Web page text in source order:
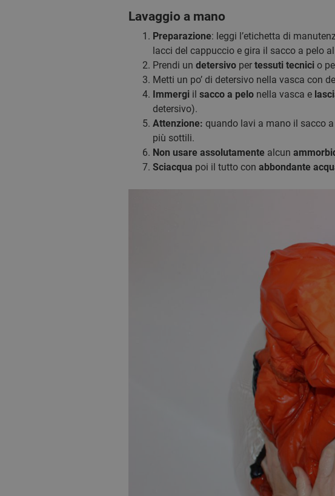
Lavaggio a mano
Preparazione: leggi l’etichetta di
lacci del cappuccio e gira il sacco a pelo
Prendi un detersivoper tessuti tecnicio
Metti un po’ di detersivo nella vasca con
Immergiil sacco a pelo nella vasca e
detersivo).
Attenzione: quando lavi a mano il sacco
più sottili.
Non usare assolutamente alcun
Sciacqua poi il tutto con abbondante